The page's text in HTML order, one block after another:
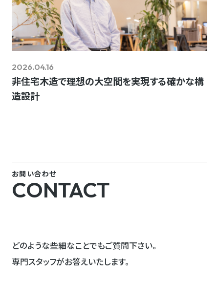
2026.04.16
非住宅木造で理想の大空間を実現する確かな構
造設計
お問い合わせ
CONTACT
どのような些細なことでもご質問下さい。
専門スタッフがお答えいたします。